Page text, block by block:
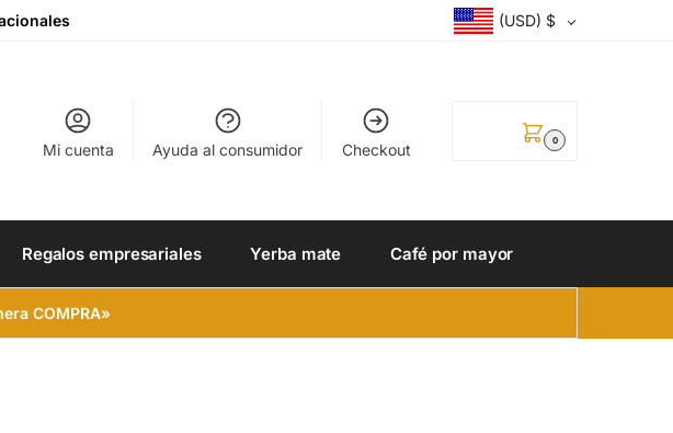
(USD) $
Mi cuenta
Ayuda al consumidor Checkout 0
Regalos empresariales Yerba mate Café por mayor
COMPRA»